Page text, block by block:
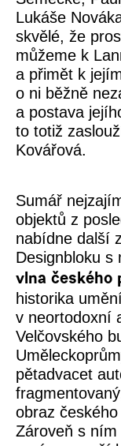
Lukáše
skvělé, že
můžeme k
a přimět k
o ni běžně
a postava
to totiž
Kovářová.
Sumář
objektů z
nabídne další
Designbloku s
vlna českého
historika
v neortodoxní
Velčovského
pětadvacet
obraz
Zároveň s ním